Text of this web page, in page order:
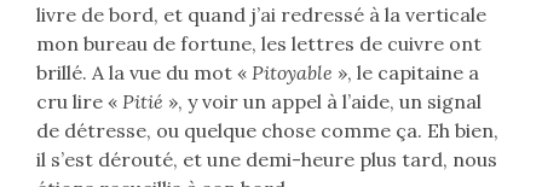
livre de bord, et quand j’ai redressé à la verticale
mon bureau de fortune, les lettres de cuivre ont
brillé. A la vue du mot « Pitoyable », le capitaine a
cru lire « Pitié », y voir un appel à l’aide, un signal
de détresse, ou quelque chose comme ça. Eh bien,
il s’est dérouté, et une demi-heure plus tard, nous